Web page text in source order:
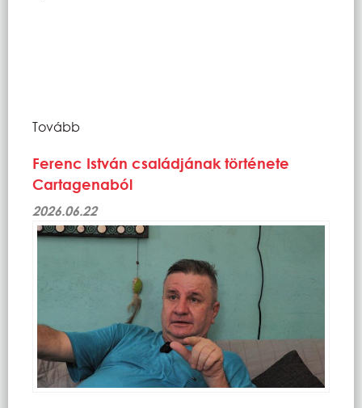
Tovább
Ferenc István családjának története
Cartagenaból
2026.06.22